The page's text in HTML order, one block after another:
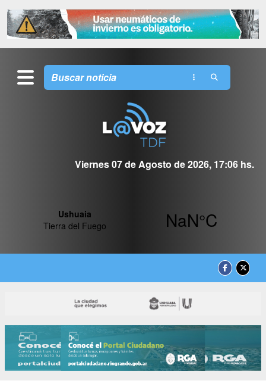
Viernes 07 de Agosto de 2026, 17:06 hs.